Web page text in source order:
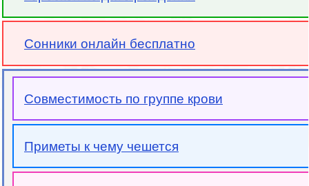
Сонники онлайн бесплатно
Совместимость по группе крови
Приметы к чему чешется